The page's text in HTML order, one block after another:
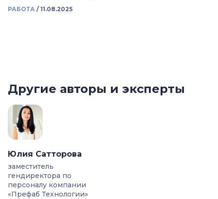
РАБОТА / 11.08.2025
Другие авторы и эксперты
Юлия Сатторова
заместитель
гендиректора по
персоналу компании
«Префаб Технологии»